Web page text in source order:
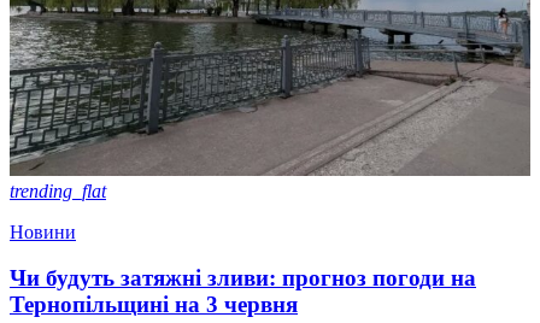
trending_flat
Новини
Чи будуть затяжні зливи: прогноз погоди на
Тернопільщині на 3 червня